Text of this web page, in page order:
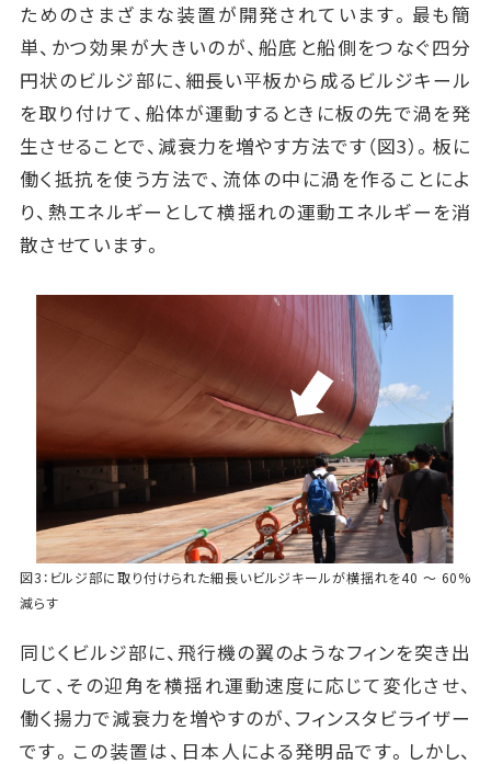
ためのさまざまな装置が開発されています。最も簡
単、かつ効果が大きいのが、船底と船側をつなぐ四分
円状のビルジ部に、細長い平板から成るビルジキール
を取り付けて、船体が運動するときに板の先で渦を発
生させることで、減衰力を増やす方法です（図3）。板に
働く抵抗を使う方法で、流体の中に渦を作ることによ
り、熱エネルギーとして横揺れの運動エネルギーを消
散させています。
図3：ビルジ部に取り付けられた細長いビルジキールが横揺れを40 ～ 60%
減らす
同じくビルジ部に、飛行機の翼のようなフィンを突き出
して、その迎角を横揺れ運動速度に応じて変化させ、
働く揚力で減衰力を増やすのが、フィンスタビライザー
です。この装置は、日本人による発明品です。しかし、